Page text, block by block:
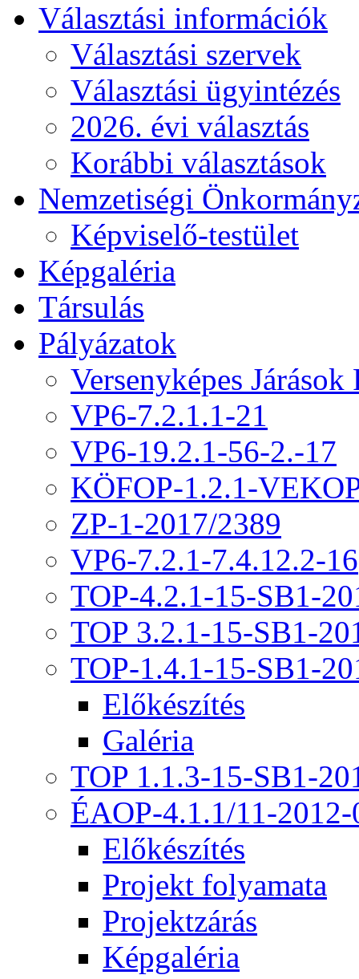
Választási információk
Választási szervek
Választási ügyintézés
2026. évi választás
Korábbi választások
Nemzetiségi
Képviselő-testület
Képgaléria
Társulás
Pályázatok
Versenyképes Járások
VP6-7.2.1.1-21
VP6-19.2.1-56-2.-17
KÖFOP-1.2.1-
ZP-1-2017/2389
VP6-7.2.1-7.4.12.2-16
TOP-4.2.1-15-SB1-
TOP 3.2.1-15-SB1-
TOP-1.4.1-15-SB1-
Előkészítés
Galéria
TOP 1.1.3-15-SB1-
ÉAOP-4.1.1/11-2012-
Előkészítés
Projekt folyamata
Projektzárás
Képgaléria